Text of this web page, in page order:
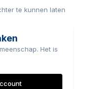
te kunnen laten
Het is